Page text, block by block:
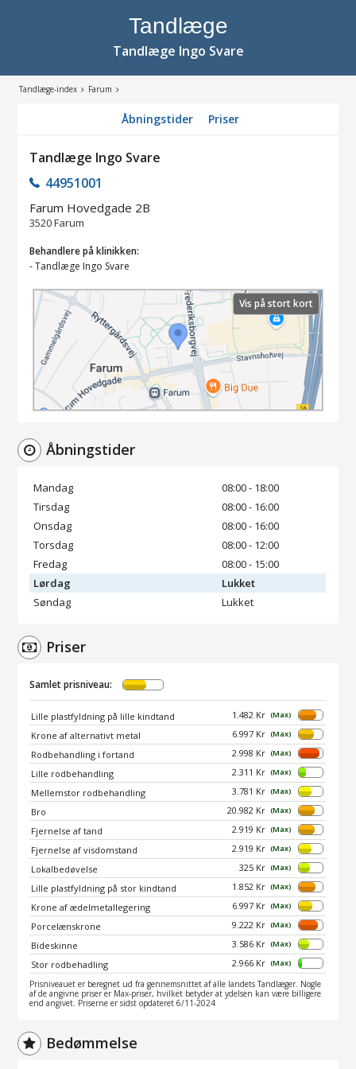
Tandlæge
Tandlæge Ingo Svare
Tandlæge-index Farum
Åbningstider Priser
Tandlæge Ingo Svare
44951001
Farum Hovedgade 2B
3520Farum
Behandlere på klinikken:
-Tandlæge Ingo Svare
Vis på stort kort
Åbningstider
Mandag
08:00 - 18:00
Tirsdag
08:00 - 16:00
Onsdag
08:00 - 16:00
Torsdag
08:00 - 12:00
Fredag
08:00 - 15:00
Lørdag
Lukket
Søndag
Lukket
Priser
Samlet prisniveau:
Lille plastfyldning på lille kindtand 1.482 Kr (Max)
Krone af alternativt metal 6.997 Kr (Max)
Rodbehandling i fortand 2.998 Kr (Max)
Lille rodbehandling 2.311 Kr (Max)
Mellemstor rodbehandling 3.781 Kr (Max)
Bro 20.982 Kr (Max)
Fjernelse af tand 2.919 Kr (Max)
Fjernelse af visdomstand 2.919 Kr (Max)
Lokalbedøvelse 325 Kr (Max)
Lille plastfyldning på stor kindtand 1.852 Kr (Max)
Krone af ædelmetallegering 6.997 Kr (Max)
Porcelænskrone 9.222 Kr (Max)
Bideskinne 3.586 Kr (Max)
Stor rodbehadling 2.966 Kr (Max)
Prisniveauet er beregnet ud fra gennemsnittet af alle landets Tandlæger. Nogle
af de angivne priser er Max-priser, hvilket betyder at ydelsen kan være billigere
end angivet. Priserne er sidst opdateret 6/11-2024
Bedømmelse